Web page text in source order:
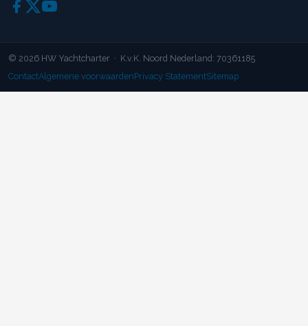
© 2026 HW Yachtcharter · K.v.K. Noord Nederland: 70361185
ContactAlgemene voorwaardenPrivacy StatementSitemap